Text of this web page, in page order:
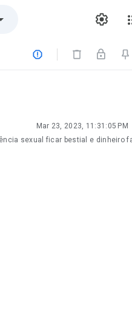

Mar 23, 2023, 11:31:05 PM
sexual ficar bestial e dinheiro